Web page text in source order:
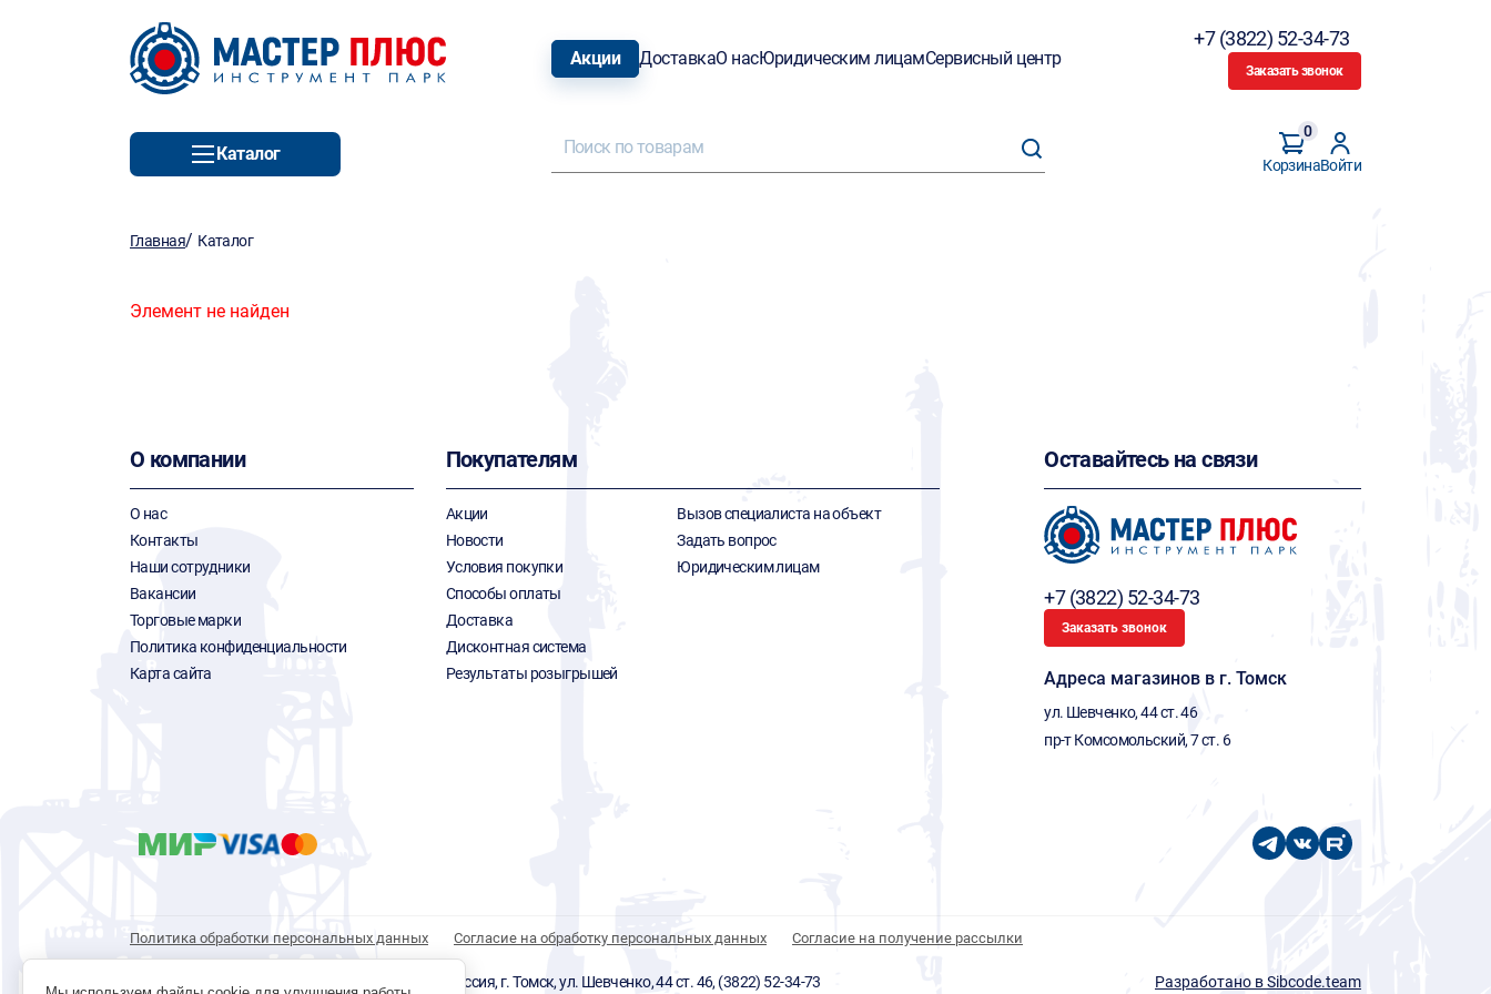
Акции ДоставкаО насЮридическим лицамСервисный центр
+7 (3822) 52-34-73
Заказать звонок
Каталог
Корзина
0
Войти
Главная/ Каталог
Элемент не найден
О компании
О нас
Контакты
Наши сотрудники
Вакансии
Торговые марки
Политика конфиденциальности
Карта сайта
Покупателям
Акции
Новости
Условия покупки
Способы оплаты
Доставка
Дисконтная система
Результаты розыгрышей
Вызов специалиста на объект
Задать вопрос
Юридическим лицам
Оставайтесь на связи
+7 (3822) 52-34-73
Заказать звонок
Адреса магазинов в г. Томск
ул. Шевченко, 44 ст. 46
пр-т Комсомольский, 7 ст. 6
Политика обработки персональных данных Согласие на обработку персональных данных Согласие на получение рассылки
© 1996 - 2026 инструмент парк «Мастер Плюс» Россия, г. Томск, ул. Шевченко, 44 ст. 46, (3822) 52-34-73 Разработано в Sibcode.team